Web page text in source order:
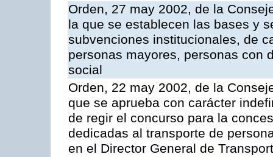
Orden, 27 may 2002, de la
la que se establecen las bases y
subvenciones institucionales, de
personas mayores, personas con
social
Orden, 22 may 2002, de la
que se aprueba con carácter
de regir el concurso para la
dedicadas al transporte de
en el Director General de